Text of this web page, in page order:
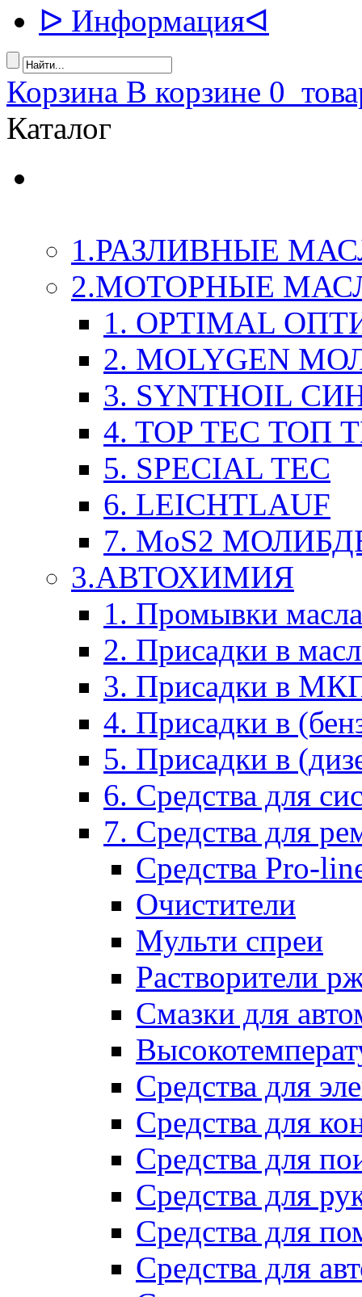
ᐅ Информацияᐊ
Корзина В корзине 0
Каталог
1.РАЗЛИВНЫЕ
2.МОТОРНЫЕ
1. OPTIMAL
2. MOLYGEN
3. SYNTHOIL
4. TOP TEC ТОП
5. SPECIAL TEC
6. LEICHTLAUF
7. MoS2
3.АВТОХИМИЯ
1. Промывки масла
2. Присадки в
3. Присадки в
4. Присадки в
5. Присадки в
6. Средства для
7. Средства для
Средства Pro-
Очистители
Мульти спреи
Растворители
Смазки для
Средства для
Средства для
Средства для
Средства для
Средства для
Средства для